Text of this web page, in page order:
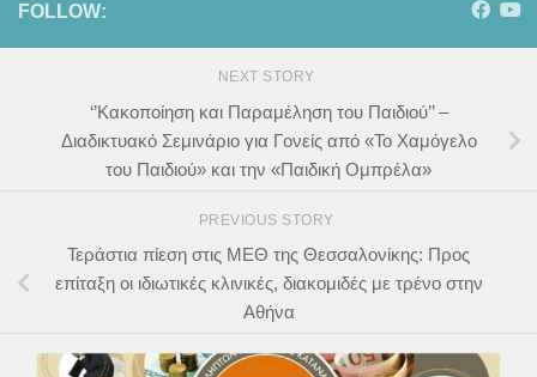
FOLLOW:
NEXT STORY
‘’Κακοποίηση και Παραμέληση του Παιδιού’’ –
Διαδικτυακό Σεμινάριο για Γονείς από «Το Χαμόγελο
του Παιδιού» και την «Παιδική Ομπρέλα»
PREVIOUS STORY
Τεράστια πίεση στις ΜΕΘ της Θεσσαλονίκης: Προς
επίταξη οι ιδιωτικές κλινικές, διακομιδές με τρένο στην
Αθήνα